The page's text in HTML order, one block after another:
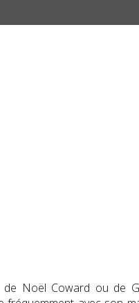
de Noël Coward ou de